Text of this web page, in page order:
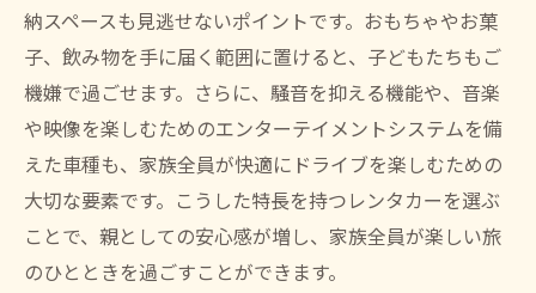
予約時に利用できる割引情報
プランに含まれるサービスの確認
家族での旅行に必要なオプション
予約変更やキャンセルポリシーの確認
レンタカー利用で家族の安全を確保するための
準備
出発前の車両チェックポイント
納スペースも見逃せないポイントです。おもちゃやお菓
子、飲み物を手に届く範囲に置けると、子どもたちもご
機嫌で過ごせます。さらに、騒音を抑える機能や、音楽
や映像を楽しむためのエンターテイメントシステムを備
えた車種も、家族全員が快適にドライブを楽しむための
大切な要素です。こうした特長を持つレンタカーを選ぶ
ことで、親としての安心感が増し、家族全員が楽しい旅
のひとときを過ごすことができます。